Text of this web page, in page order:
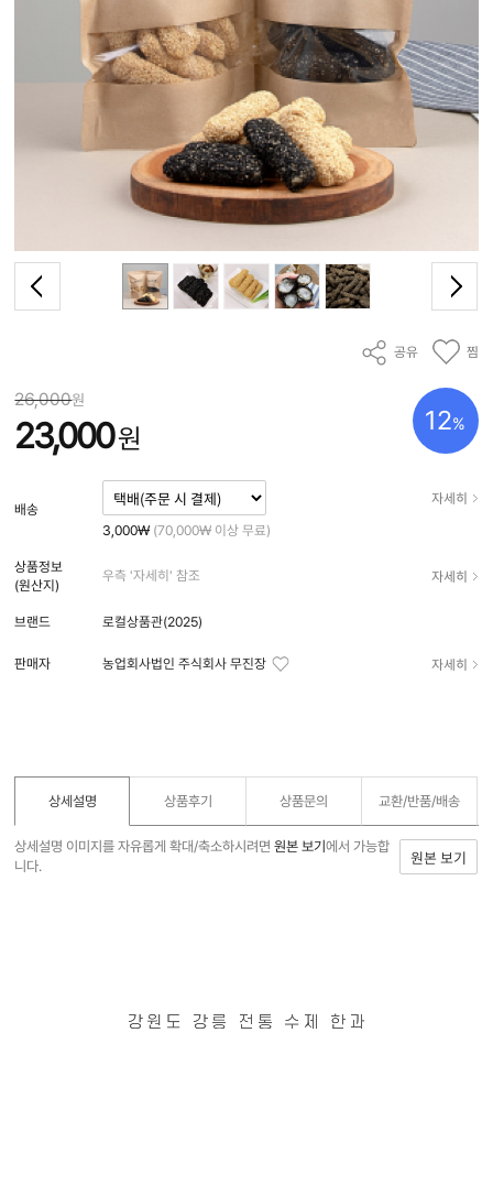
공유 찜
12%
26,000원
23,000원
배송
자세히
3,000₩ (70,000₩ 이상 무료)
상품정보
(원산지)
우측 '자세히' 참조 자세히
브랜드 로컬상품관(2025)
판매자 농업회사법인 주식회사 무진장 자세히
상세설명 상품후기 상품문의 교환/반품/배송
상세설명 이미지를 자유롭게 확대/축소하시려면원본 보기에서 가능합
니다.
원본 보기